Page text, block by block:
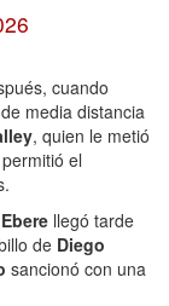
cuando
media distancia
, quien le metió
el
llegó tarde
de Diego
sancionó con una